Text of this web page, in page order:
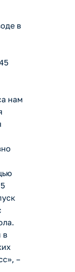
в
нам
в
–